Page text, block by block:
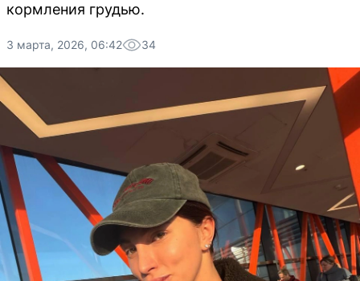
кормления грудью.
3 марта, 2026, 06:42 34